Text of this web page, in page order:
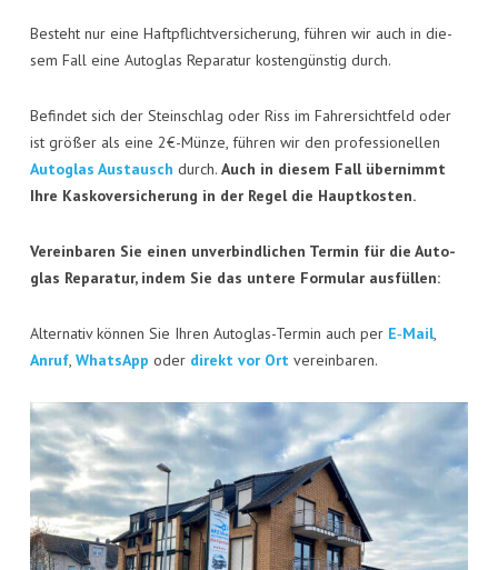
VISI­TEN­KAR­TE
JOBS
Besteht nur eine Haft­pflicht­ver­si­che­rung, füh­ren wir auch in die­
sem Fall eine Auto­glas Repa­ra­tur kos­ten­güns­tig durch.
Befin­det sich der Stein­schlag oder Riss im Fah­rer­sicht­feld oder
ist grö­ßer als eine 2€-Münze, füh­ren wir den pro­fes­sio­nel­len
Auto­glas Aus­tausch durch. Auch in die­sem Fall über­nimmt
Ihre Kas­ko­ver­si­che­rung in der Regel die Hauptkosten.
Ver­ein­ba­ren Sie einen unver­bind­li­chen Ter­min für die Auto­
glas Repa­ra­tur, indem Sie das unte­re For­mu­lar ausfüllen:
Alter­na­tiv kön­nen Sie Ihren Auto­glas-Ter­min auch per E‑Mail,
Anruf, Whats­App oder direkt vor Ortvereinbaren.